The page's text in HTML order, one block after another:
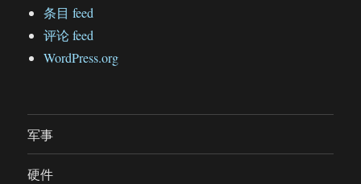
条目 feed
评论 feed
WordPress.org
军事
硬件